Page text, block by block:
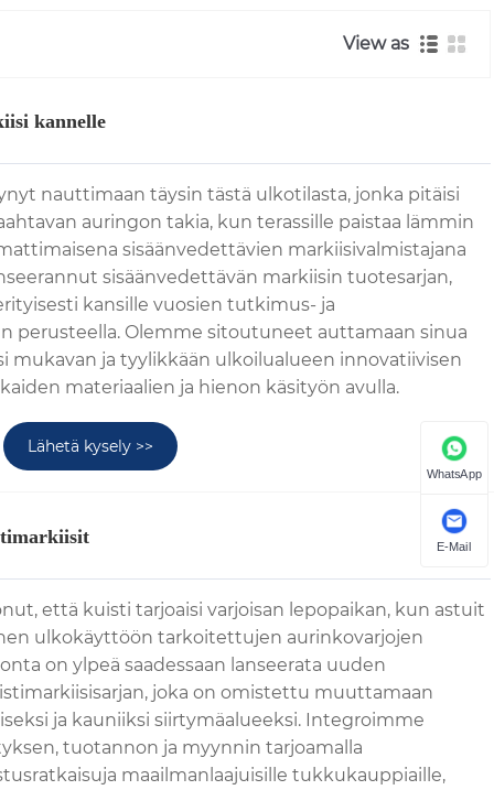
View as
kannelle
nauttimaan täysin tästä ulkotilasta, jonka pitäisi
auringon takia, kun terassille paistaa lämmin
sisäänvedettävien markiisivalmistajana
sisäänvedettävän markiisin tuotesarjan,
kansille vuosien tutkimus- ja
perusteella. Olemme sitoutuneet auttamaan sinua
mukavan ja tyylikkään ulkoilualueen innovatiivisen
materiaalien ja hienon käsityön avulla.
Lähetä kysely >>
että kuisti tarjoaisi varjoisan lepopaikan, kun astuit
ulkokäyttöön tarkoitettujen aurinkovarjojen
on ylpeä saadessaan lanseerata uuden
joka on omistettu muuttamaan
ja kauniiksi siirtymäalueeksi. Integroimme
tuotannon ja myynnin tarjoamalla
maailmanlaajuisille tukkukauppiaille,
WhatsApp
E-Mail